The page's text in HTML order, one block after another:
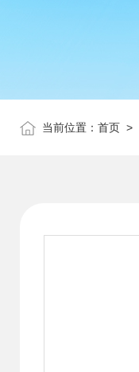
当前位置： 首页 >